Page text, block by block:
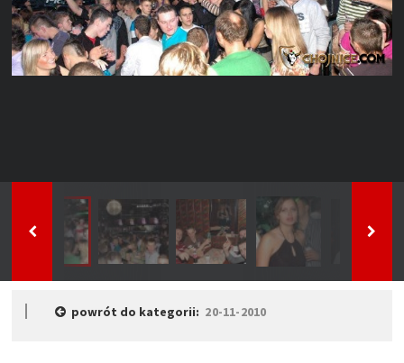
powrót do kategorii: 20-11-2010